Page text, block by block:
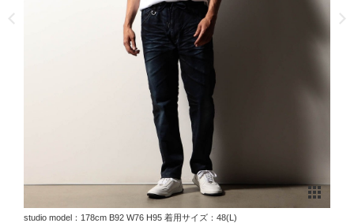
studio model：178cm B92 W76 H95 着用サイズ：48(L)